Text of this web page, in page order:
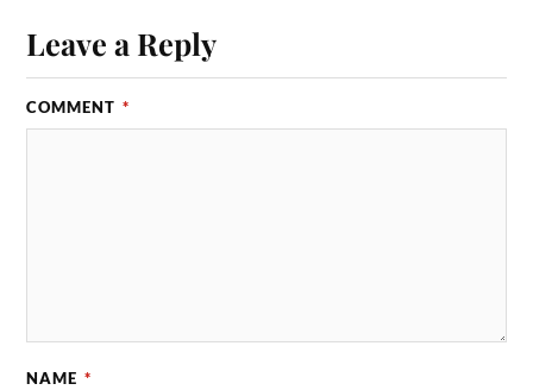
Leave a Reply
COMMENT *
NAME *